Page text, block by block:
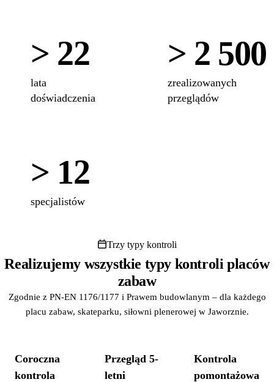
> 22
lata
doświadczenia
> 2 500
zrealizowanych
przeglądów
> 12
specjalistów
Trzy typy kontroli
Realizujemy wszystkie typy kontroli placów
zabaw
Zgodnie z PN-EN 1176/1177 i Prawem budowlanym – dla każdego
placu zabaw, skateparku, siłowni plenerowej w Jaworznie.
Coroczna
kontrola
Przegląd 5-
letni
Kontrola
pomontażowa